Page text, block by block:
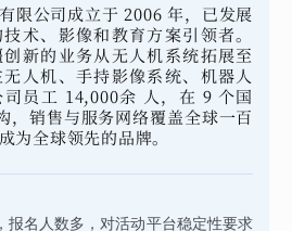
限公司成立于 2006 年，已发展
术、影像和教育方案引领者。
新的业务从无人机系统拓展至
人机、手持影像系统、机器人
员工 14,000余 人，在 9 个国
，销售与服务网络覆盖全球一百
为全球领先的品牌。
报名人数多，对活动平台稳定性要求